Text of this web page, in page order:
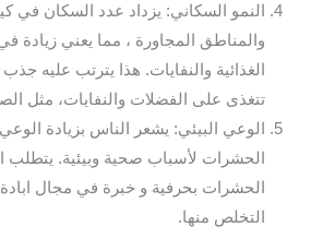
النمو السكاني: يزداد عدد السكان في
والمناطق المجاورة ، مما يعني زيادة
الغذائية والنفايات. هذا يترتب عليه
تتغذى على الفضلات والنفايات، مثل
الوعي البيئي: يشعر الناس بزيادة
الحشرات لأسباب صحية وبيئية. يتطلب
الحشرات بحرفية و خبرة في مجال
التخلص منها.